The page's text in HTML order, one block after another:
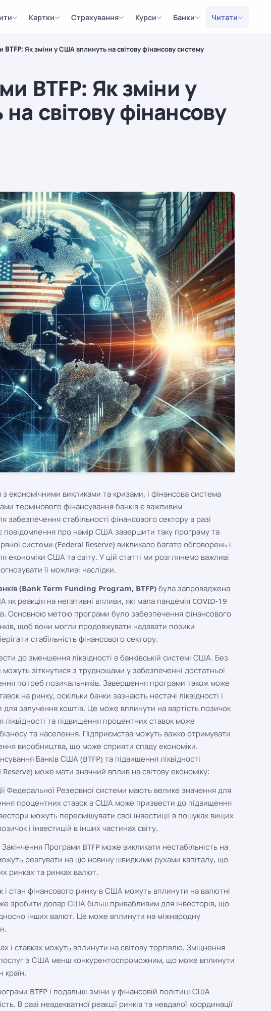
Картки Страхування Курси Банки Читати
BTFP: Як зміни у США вплинуть на світову фінансову систему
BTFP: Як зміни у
світову фінансову
економічними викликами та кризами, і фінансова система
термінового фінансування банків є важливим
забезпечення стабільності фінансового сектору в разі
повідомлення про намір США завершити таку програму та
системи (Federal Reserve) викликало багато обговорень і
економіки США та світу. У цій статті ми розглянемо важливі
її можливі наслідки.
(Bank Term Funding Program, BTFP) була запроваджена
на негативні впливи, які мала пандемія COVID-19
Основною метою програми було забезпечення фінансового
щоб вони могли продовжувати надавати позики
стабільність фінансового сектору.
до зменшення ліквідності в банківській системі США. Без
зіткнутися з труднощами у забезпеченні достатньої
потреб позичальників. Завершення програми також може
на ринку, оскільки банки зазнають нестачі ліквідності і
для залучення коштів. Це може вплинути на вартість позичок
та підвищення процентних ставок може
та населення. Підприємства можуть важко отримувати
виробництва, що може сприяти спаду економіки.
Банків США (BTFP) та підвищення ліквідності
може мати значний вплив на світову економіку:
Федеральної Резервної системи мають велике значення для
процентних ставок в США може призвести до підвищення
можуть пересмішувати свої інвестиції в пошуках вищих
і інвестицій в інших частинах світу.
Закінчення Програми BTFP може викликати нестабільність на
реагувати на цю новину швидкими рухами капіталу, що
ринках та ринках валют.
і стан фінансового ринку в США можуть вплинути на валютні
зробити долар США більш привабливим для інвесторів, що
інших валют. Це може вплинути на міжнародну
і ставках можуть вплинути на світову торгівлю. Зміцнення
з США менш конкурентоспроможним, що може вплинути
країн.
BTFP і подальші зміни у фінансовій політиці США
В разі неадекватної реакції ринків та невдалої координації